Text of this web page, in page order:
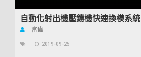
自動化射出機壓鑄機快速換模系統
富偉
2019-09-25